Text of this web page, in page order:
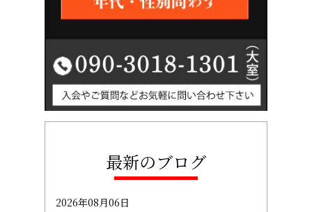
最新のブログ
2026年08月06日